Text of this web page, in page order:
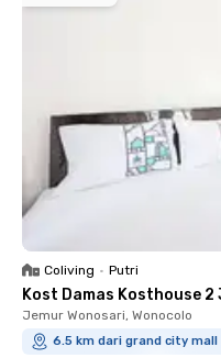
Coliving • Putri
Kost Damas Kosthouse
Jemur Wonosari, Wonocolo
6.5 km dari grand city mall